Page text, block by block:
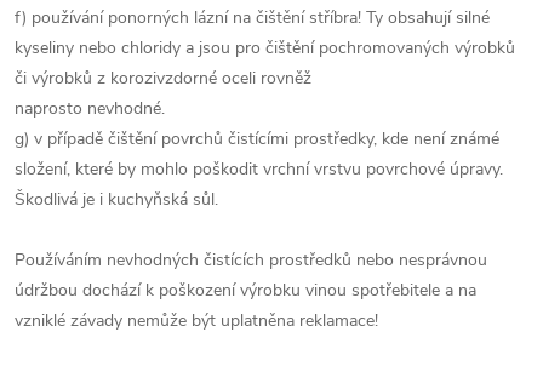
f) používání ponorných lázní na čištění stříbra! Ty obsahují silné
kyseliny nebo chloridy a jsou pro čištění pochromovaných výrobků
či výrobků z korozivzdorné oceli rovněž
naprosto nevhodné.
g) v případě čištění povrchů čistícími prostředky, kde není známé
složení, které by mohlo poškodit vrchní vrstvu povrchové úpravy.
Škodlivá je i kuchyňská sůl.
Používáním nevhodných čistících prostředků nebo nesprávnou
údržbou dochází k poškození výrobku vinou spotřebitele a na
vzniklé závady nemůže být uplatněna reklamace!